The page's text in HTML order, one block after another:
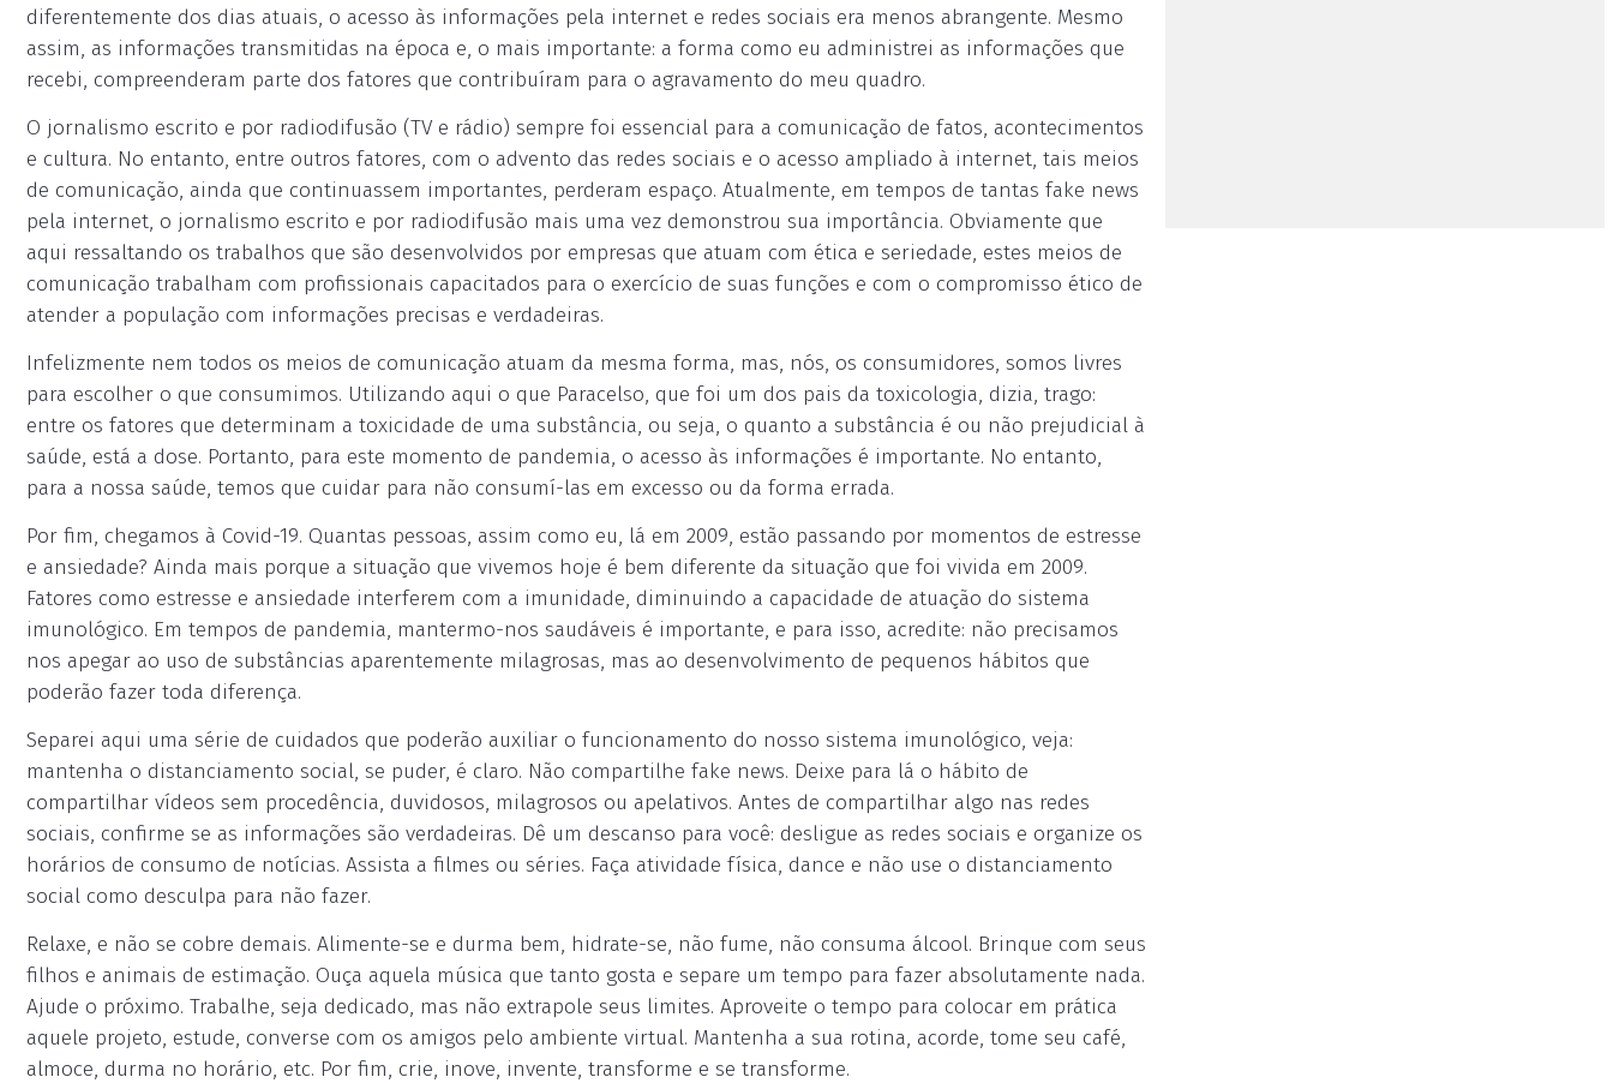
diferentemente dos dias atuais, o acesso às informações pela internet e redes sociais era menos abrangente. Mesmo
assim, as informações transmitidas na época e, o mais importante: a forma como eu administrei as informações que
recebi, compreenderam parte dos fatores que contribuíram para o agravamento do meu quadro.
O jornalismo escrito e por radiodifusão (TV e rádio) sempre foi essencial para a comunicação de fatos, acontecimentos
e cultura. No entanto, entre outros fatores, com o advento das redes sociais e o acesso ampliado à internet, tais meios
de comunicação, ainda que continuassem importantes, perderam espaço. Atualmente, em tempos de tantas fake news
pela internet, o jornalismo escrito e por radiodifusão mais uma vez demonstrou sua importância. Obviamente que
aqui ressaltando os trabalhos que são desenvolvidos por empresas que atuam com ética e seriedade, estes meios de
comunicação trabalham com profissionais capacitados para o exercício de suas funções e com o compromisso ético de
atender a população com informações precisas e verdadeiras.
Infelizmente nem todos os meios de comunicação atuam da mesma forma, mas, nós, os consumidores, somos livres
para escolher o que consumimos. Utilizando aqui o que Paracelso, que foi um dos pais da toxicologia, dizia, trago:
entre os fatores que determinam a toxicidade de uma substância, ou seja, o quanto a substância é ou não prejudicial à
saúde, está a dose. Portanto, para este momento de pandemia, o acesso às informações é importante. No entanto,
para a nossa saúde, temos que cuidar para não consumí-las em excesso ou da forma errada.
Por fim, chegamos à Covid-19. Quantas pessoas, assim como eu, lá em 2009, estão passando por momentos de estresse
e ansiedade? Ainda mais porque a situação que vivemos hoje é bem diferente da situação que foi vivida em 2009.
Fatores como estresse e ansiedade interferem com a imunidade, diminuindo a capacidade de atuação do sistema
imunológico. Em tempos de pandemia, mantermo-nos saudáveis é importante, e para isso, acredite: não precisamos
nos apegar ao uso de substâncias aparentemente milagrosas, mas ao desenvolvimento de pequenos hábitos que
poderão fazer toda diferença.
Separei aqui uma série de cuidados que poderão auxiliar o funcionamento do nosso sistema imunológico, veja:
mantenha o distanciamento social, se puder, é claro. Não compartilhe fake news. Deixe para lá o hábito de
compartilhar vídeos sem procedência, duvidosos, milagrosos ou apelativos. Antes de compartilhar algo nas redes
sociais, confirme se as informações são verdadeiras. Dê um descanso para você: desligue as redes sociais e organize os
horários de consumo de notícias. Assista a filmes ou séries. Faça atividade física, dance e não use o distanciamento
social como desculpa para não fazer.
Relaxe, e não se cobre demais. Alimente-se e durma bem, hidrate-se, não fume, não consuma álcool. Brinque com seus
filhos e animais de estimação. Ouça aquela música que tanto gosta e separe um tempo para fazer absolutamente nada.
Ajude o próximo. Trabalhe, seja dedicado, mas não extrapole seus limites. Aproveite o tempo para colocar em prática
aquele projeto, estude, converse com os amigos pelo ambiente virtual. Mantenha a sua rotina, acorde, tome seu café,
almoce, durma no horário, etc. Por fim, crie, inove, invente, transforme e se transforme.